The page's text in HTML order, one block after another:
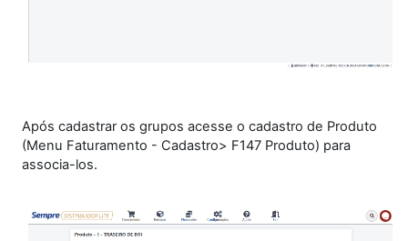
Após cadastrar os grupos acesse o cadastro de Produto
(Menu Faturamento - Cadastro> F147 Produto) para
associa-los.